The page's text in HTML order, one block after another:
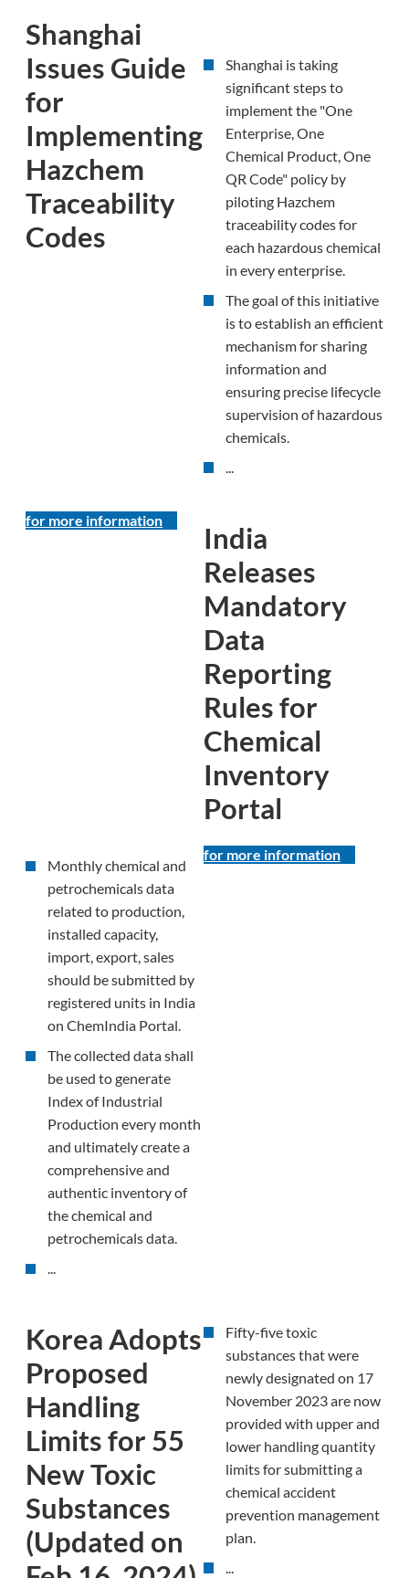
Shanghai
Issues Guide
for
Implementing
Hazchem
Traceability
Codes
Shanghai is taking
significant steps to
implement the "One
Enterprise, One
Chemical Product, One
QR Code" policy by
piloting Hazchem
traceability codes for
each hazardous chemical
in every enterprise.
The goal of this initiative
is to establish an efficient
mechanism for sharing
information and
ensuring precise lifecycle
supervision of hazardous
chemicals.
...
for more information
India
Releases
Mandatory
Data
Reporting
Rules for
Chemical
Inventory
Portal
Monthly chemical and
petrochemicals data
related to production,
installed capacity,
import, export, sales
should be submitted by
registered units in India
on ChemIndia Portal.
The collected data shall
be used to generate
Index of Industrial
Production every month
and ultimately create a
comprehensive and
authentic inventory of
the chemical and
petrochemicals data.
...
for more information
Korea Adopts
Proposed
Handling
Limits for 55
New Toxic
Substances
(Updated on
Fifty-five toxic
substances that were
newly designated on 17
November 2023 are now
provided with upper and
lower handling quantity
limits for submitting a
chemical accident
prevention management
plan.
...